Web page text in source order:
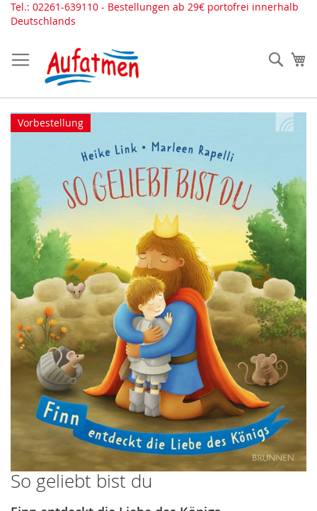
Direkt
zum
Tel.: 02261-639110 - Bestellungen ab 29€ portofrei innerhalb
Deutschlands
So geliebt bist du
Vorbestellung
Zum
Ende
springen
Zum
Anfang
der